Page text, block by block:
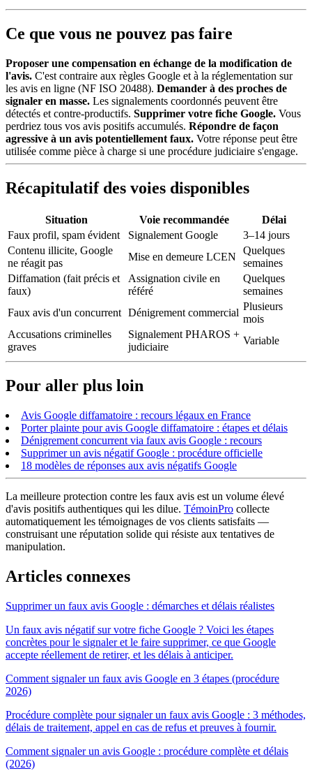
Ce que vous ne pouvez pas faire
Proposer une compensation en échange de la modification de
l'avis. C'est contraire aux règles Google et à la réglementation sur
les avis en ligne (NF ISO 20488). Demander à des proches de
signaler en masse. Les signalements coordonnés peuvent être
détectés et contre-productifs. Supprimer votre fiche Google. Vous
perdriez tous vos avis positifs accumulés. Répondre de façon
agressive à un avis potentiellement faux. Votre réponse peut être
utilisée comme pièce à charge si une procédure judiciaire s'engage.
Récapitulatif des voies disponibles
Situation Voie recommandée
Délai
Faux profil, spam évident
Signalement Google
3–14 jours
Contenu illicite, Google
ne réagit pas
Mise en demeure LCEN
Quelques
semaines
Diffamation (fait précis et
faux)
Assignation civile en
référé
Quelques
semaines
Faux avis d'un concurrent Dénigrement commercial
Plusieurs
mois
Accusations criminelles
graves
Signalement PHAROS +
judiciaire
Variable
Pour aller plus loin
Avis Google diffamatoire : recours légaux en France
Porter plainte pour avis Google diffamatoire : étapes et délais
Dénigrement concurrent via faux avis Google : recours
Supprimer un avis négatif Google : procédure officielle
18 modèles de réponses aux avis négatifs Google
La meilleure protection contre les faux avis est un volume élevé
d'avis positifs authentiques qui les dilue. TémoinPro collecte
automatiquement les témoignages de vos clients satisfaits —
construisant une réputation solide qui résiste aux tentatives de
manipulation.
Articles connexes
Supprimer un faux avis Google : démarches et délais réalistes
Un faux avis négatif sur votre fiche Google ? Voici les étapes
concrètes pour le signaler et le faire supprimer, ce que Google
accepte réellement de retirer, et les délais à anticiper.
Comment signaler un faux avis Google en 3 étapes (procédure
2026)
Procédure complète pour signaler un faux avis Google : 3 méthodes,
délais de traitement, appel en cas de refus et preuves à fournir.
Comment signaler un avis Google : procédure complète et délais
(2026)